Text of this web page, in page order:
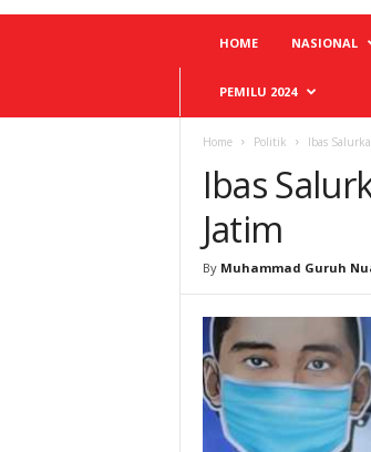
HOME NASIONAL
PEMILU 2024
Home Politik Ibas
Ibas
Jatim
By Muhammad Guruh